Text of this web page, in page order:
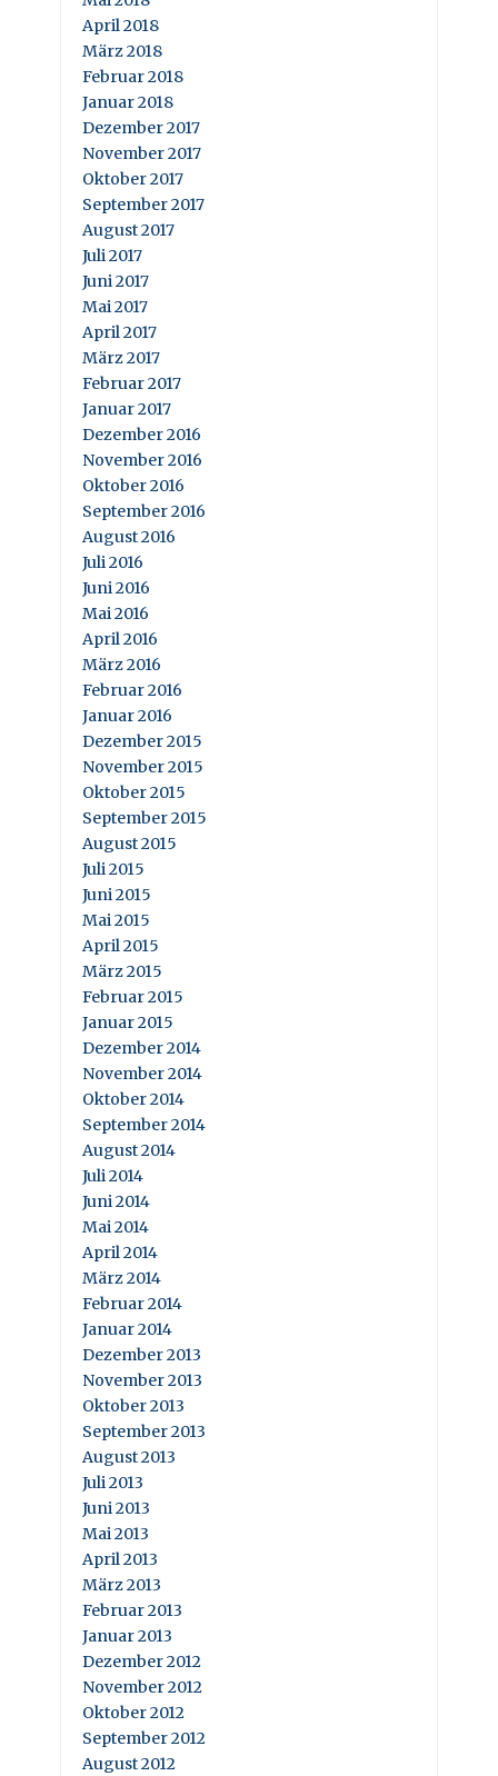
April 2018
März 2018
Februar 2018
Januar 2018
Dezember 2017
November 2017
Oktober 2017
September 2017
August 2017
Juli 2017
Juni 2017
Mai 2017
April 2017
März 2017
Februar 2017
Januar 2017
Dezember 2016
November 2016
Oktober 2016
September 2016
August 2016
Juli 2016
Juni 2016
Mai 2016
April 2016
März 2016
Februar 2016
Januar 2016
Dezember 2015
November 2015
Oktober 2015
September 2015
August 2015
Juli 2015
Juni 2015
Mai 2015
April 2015
März 2015
Februar 2015
Januar 2015
Dezember 2014
November 2014
Oktober 2014
September 2014
August 2014
Juli 2014
Juni 2014
Mai 2014
April 2014
März 2014
Februar 2014
Januar 2014
Dezember 2013
November 2013
Oktober 2013
September 2013
August 2013
Juli 2013
Juni 2013
Mai 2013
April 2013
März 2013
Februar 2013
Januar 2013
Dezember 2012
November 2012
Oktober 2012
September 2012
August 2012